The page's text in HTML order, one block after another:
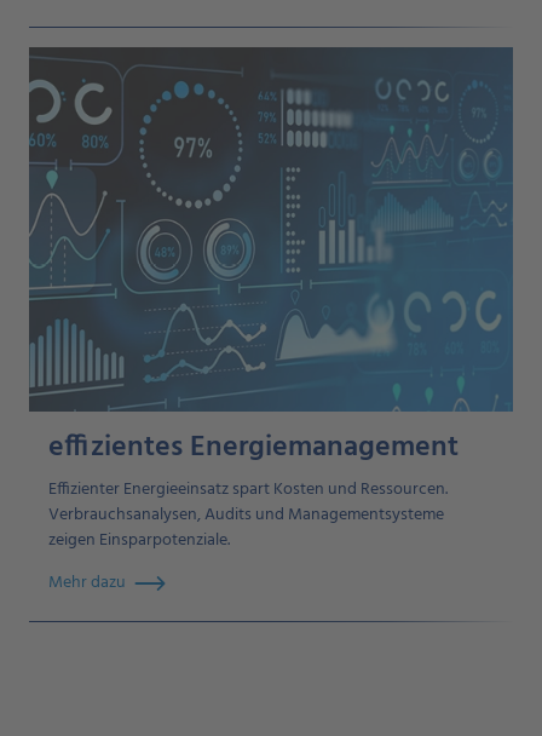
effizientes Energiemanagement
Effizienter Energieeinsatz spart Kosten und Ressourcen.
Verbrauchsanalysen, Audits und Managementsysteme
zeigen Einsparpotenziale.
Mehr dazu